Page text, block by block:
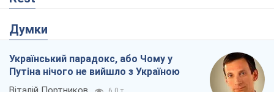
Думки
Український парадокс, або Чому у
Путіна нічого не вийшло з Україною